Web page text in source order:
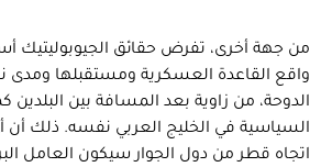
من جهة أخرى، تفرض حقائق الجيوبوليتيك
واقع القاعدة العسكرية ومستقبلها ومدى
الدوحة، من زاوية بعد المسافة بين البلدين
السياسية في الخليج العربي نفسه. ذلك أن
اتجاه قطر من دول الجوار سيكون العامل